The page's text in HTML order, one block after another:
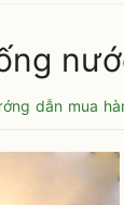
dẫn mua